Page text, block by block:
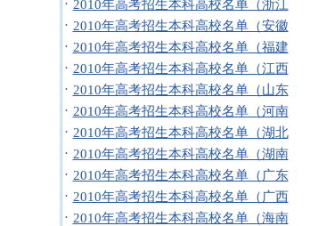
· 2010年高考招生本科高校名单（浙江
· 2010年高考招生本科高校名单（安徽
· 2010年高考招生本科高校名单（福建
· 2010年高考招生本科高校名单（江西
· 2010年高考招生本科高校名单（山东
· 2010年高考招生本科高校名单（河南
· 2010年高考招生本科高校名单（湖北
· 2010年高考招生本科高校名单（湖南
· 2010年高考招生本科高校名单（广东
· 2010年高考招生本科高校名单（广西
· 2010年高考招生本科高校名单（海南